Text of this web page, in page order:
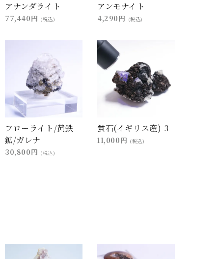
アナンダライト
77,440円 (税込)
アンモナイト
4,290円 (税込)
フローライト/黄鉄
鉱/ガレナ
30,800円 (税込)
蛍石(イギリス産)-3
11,000円 (税込)